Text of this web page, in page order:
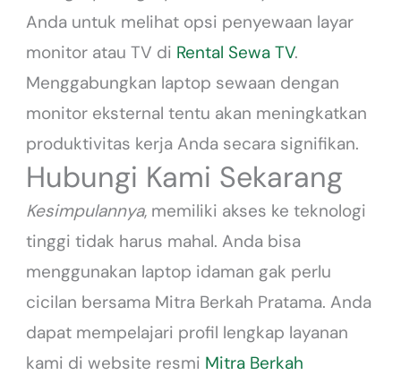
Anda untuk melihat opsi penyewaan layar
monitor atau TV di Rental Sewa TV.
Menggabungkan laptop sewaan dengan
monitor eksternal tentu akan meningkatkan
produktivitas kerja Anda secara signifikan.
Hubungi Kami Sekarang
Kesimpulannya, memiliki akses ke teknologi
tinggi tidak harus mahal. Anda bisa
menggunakan laptop idaman gak perlu
cicilan bersama Mitra Berkah Pratama. Anda
dapat mempelajari profil lengkap layanan
kami di website resmi Mitra Berkah